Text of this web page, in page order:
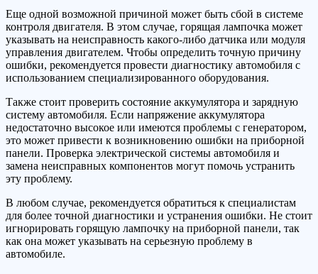
Еще одной возможной причиной может быть сбой в системе
контроля двигателя. В этом случае, горящая лампочка может
указывать на неисправность какого-либо датчика или модуля
управления двигателем. Чтобы определить точную причину
ошибки, рекомендуется провести диагностику автомобиля с
использованием специализированного оборудования.
Также стоит проверить состояние аккумулятора и зарядную
систему автомобиля. Если напряжение аккумулятора
недостаточно высокое или имеются проблемы с генератором,
это может привести к возникновению ошибки на приборной
панели. Проверка электрической системы автомобиля и
замена неисправных компонентов могут помочь устранить
эту проблему.
В любом случае, рекомендуется обратиться к специалистам
для более точной диагностики и устранения ошибки. Не стоит
игнорировать горящую лампочку на приборной панели, так
как она может указывать на серьезную проблему в
автомобиле.